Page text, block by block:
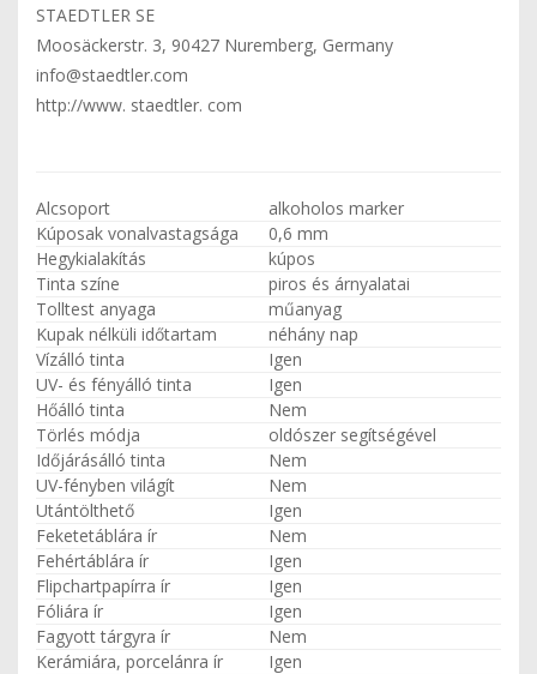
STAEDTLER SE
Moosäckerstr. 3, 90427 Nuremberg, Germany
info@staedtler.com
http://www. staedtler. com
Alcsoport
alkoholos marker
Kúposak vonalvastagsága
0,6 mm
Hegykialakítás
kúpos
Tinta színe
piros és árnyalatai
Tolltest anyaga
műanyag
Kupak nélküli időtartam
néhány nap
Vízálló tinta
Igen
UV- és fényálló tinta
Igen
Hőálló tinta
Nem
Törlés módja
oldószer segítségével
Időjárásálló tinta
Nem
UV-fényben világít
Nem
Utántölthető
Igen
Feketetáblára ír
Nem
Fehértáblára ír
Igen
Flipchartpapírra ír
Igen
Fóliára ír
Igen
Fagyott tárgyra ír
Nem
Kerámiára, porcelánra ír
Igen